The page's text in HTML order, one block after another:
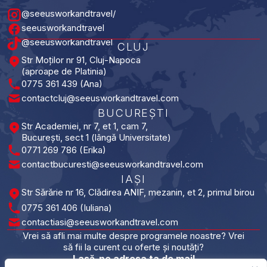
@seeusworkandtravel/
seeusworkandtravel
@seeusworkandtravel CLUJ
Str Moților nr 91, Cluj-Napoca
(aproape de Platinia)
0775 361 439 (Ana)
contactcluj@seeusworkandtravel.com
BUCUREȘTI​
Str Academiei, nr 7, et 1, cam 7,
București, sect 1 (lângă Universitate)
0771 269 786 (Erika)
contactbucuresti@seeusworkandtravel.com
IAȘI​
Str Sărărie nr 16, Clădirea ANIF, mezanin, et 2, primul birou
0775 361 406 (Iuliana)
contactiasi@seeusworkandtravel.com
Vrei să afli mai multe despre programele noastre? Vrei
să fii la curent cu oferte și noutăți?
Lasă-ne adresa ta de mail